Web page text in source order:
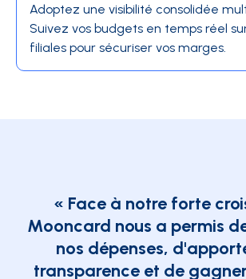
Adoptez une visibilité consolidée
Suivez vos budgets en temps réel
filiales pour sécuriser vos marges.
« Face à notre forte
Mooncard nous a permis
nos dépenses,
transparence et de